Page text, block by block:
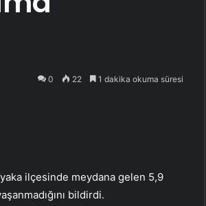
0 22 1 dakika okuma süresi
ilçesinde meydana gelen 5,9
bildirdi.